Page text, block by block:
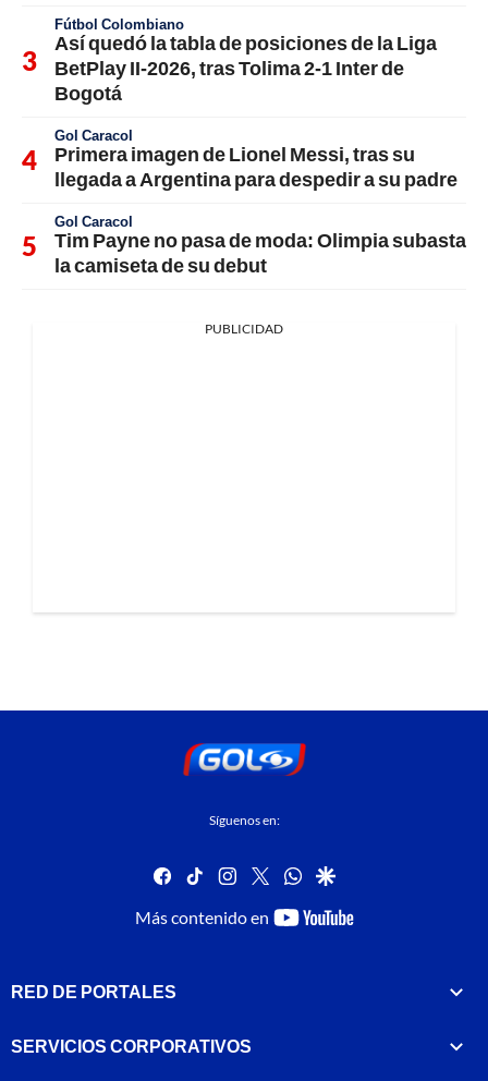
Fútbol Colombiano
Así quedó la tabla de posiciones de la Liga
BetPlay II-2026, tras Tolima 2-1 Inter de
Bogotá
Gol Caracol
Primera imagen de Lionel Messi, tras su
llegada a Argentina para despedir a su padre
Gol Caracol
Tim Payne no pasa de moda: Olimpia subasta
la camiseta de su debut
PUBLICIDAD
Síguenos en:
facebook
tiktok instagram
twitterwhatsapp
google
Más contenido en
youtube-
RED DE PORTALES
SERVICIOS CORPORATIVOS